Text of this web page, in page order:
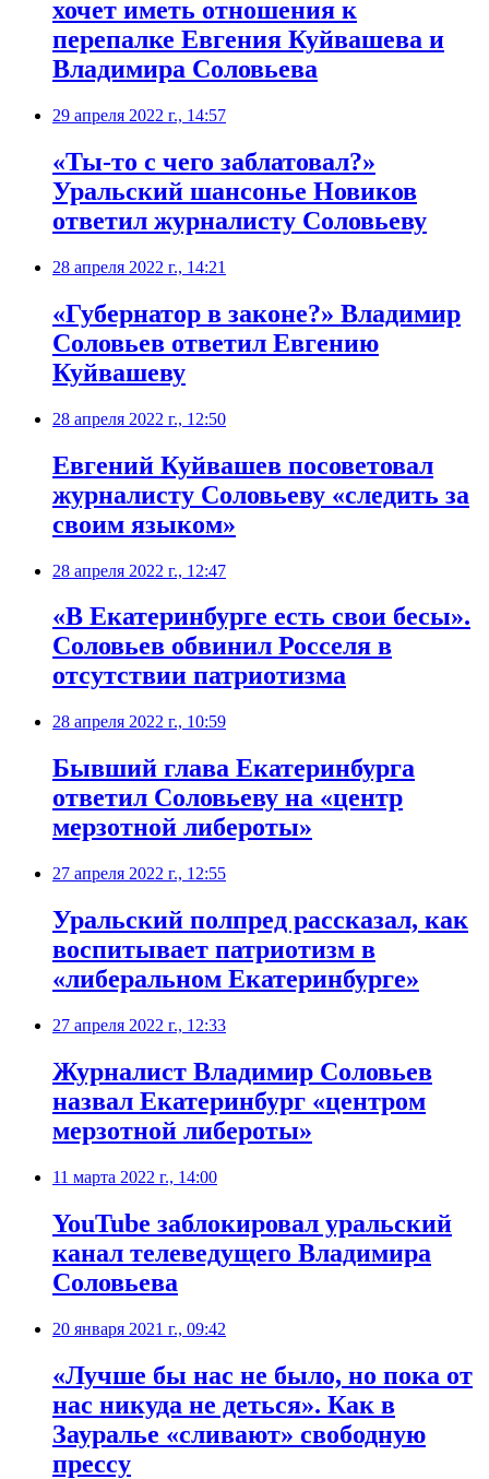
хочет иметь отношения к
перепалке Евгения Куйвашева и
Владимира Соловьева
29 апреля 2022 г., 14:57
«Ты-то с чего заблатовал?»
Уральский шансонье Новиков
ответил журналисту Соловьеву
28 апреля 2022 г., 14:21
​«Губернатор в законе?» Владимир
Соловьев ответил Евгению
Куйвашеву
28 апреля 2022 г., 12:50
​Евгений Куйвашев посоветовал
журналисту Соловьеву «следить за
своим языком»
28 апреля 2022 г., 12:47
​«В Екатеринбурге есть свои бесы».
Соловьев обвинил Росселя в
отсутствии патриотизма
28 апреля 2022 г., 10:59
​Бывший глава Екатеринбурга
ответил Соловьеву на «центр
мерзотной либероты»
27 апреля 2022 г., 12:55
Уральский полпред рассказал, как
воспитывает патриотизм в
«либеральном Екатеринбурге»
27 апреля 2022 г., 12:33
Журналист Владимир Соловьев
назвал Екатеринбург «центром
мерзотной либероты»
11 марта 2022 г., 14:00
​YouTube заблокировал уральский
канал телеведущего Владимира
Соловьева
20 января 2021 г., 09:42
«Лучше бы нас не было, но пока от
нас никуда не деться». Как в
Зауралье «сливают» свободную
прессу